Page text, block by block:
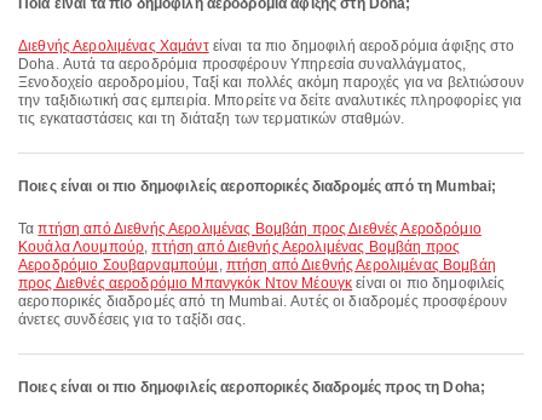
Ποια είναι τα πιο δημοφιλή αεροδρόμια άφιξης στη Doha;
Διεθνής Αερολιμένας Χαμάντείναι τα πιο δημοφιλή αεροδρόμια άφιξης στο
Doha. Αυτά τα αεροδρόμια προσφέρουν Υπηρεσία συναλλάγματος,
Ξενοδοχείο αεροδρομίου, Ταξί και πολλές ακόμη παροχές για να βελτιώσουν
την ταξιδιωτική σας εμπειρία. Μπορείτε να δείτε αναλυτικές πληροφορίες για
τις εγκαταστάσεις και τη διάταξη των τερματικών σταθμών.
Ποιες είναι οι πιο δημοφιλείς αεροπορικές διαδρομές από τη Mumbai;
Ταπτήση από Διεθνής Αερολιμένας Βομβάη προς Διεθνές Αεροδρόμιο
Κουάλα Λουμπούρ,πτήση από Διεθνής Αερολιμένας Βομβάη προς
Αεροδρόμιο Σουβαρναμπούμι , πτήση από Διεθνής Αερολιμένας Βομβάη
προς Διεθνές αεροδρόμιο Μπανγκόκ Ντον Μέουγκ είναι οι πιο δημοφιλείς
αεροπορικές διαδρομές από τη Mumbai. Αυτές οι διαδρομές προσφέρουν
άνετες συνδέσεις για το ταξίδι σας.
Ποιες είναι οι πιο δημοφιλείς αεροπορικές διαδρομές προς τη Doha;